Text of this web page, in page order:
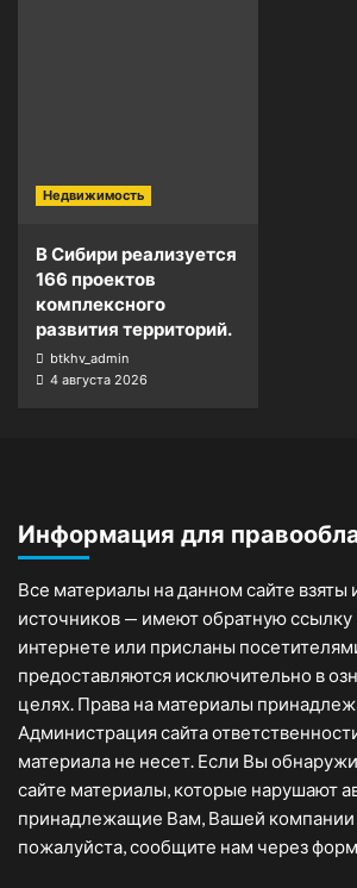
Недвижимость
В Сибири реализуется
166 проектов
комплексного
развития территорий.
btkhv_admin
4 августа 2026
Информация для
Все материалы на данном сайте взяты
источников — имеют обратную ссылку
интернете или присланы
предоставляются исключительно в
целях. Права на материалы
Администрация сайта
материала не несет. Если Вы
сайте материалы, которые нарушают
принадлежащие Вам, Вашей компании
пожалуйста, сообщите нам через